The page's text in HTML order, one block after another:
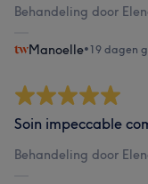
Behandeling door
Manoelle•19 dagen
Soin impeccable
Behandeling door